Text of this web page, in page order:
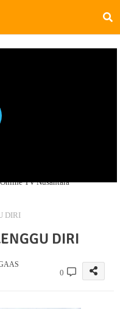
TV Nusantara
DIRI
DIRI
0